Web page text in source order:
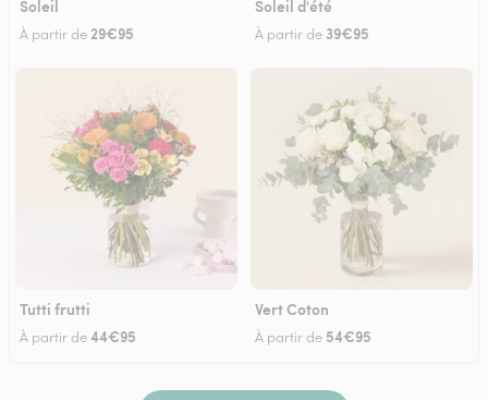
Soleil
À partir de29€95
Soleil d'été
À partir de 39€95
Tutti frutti
À partir de44€95
Vert Coton
À partir de 54€95